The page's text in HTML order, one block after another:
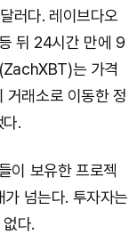
러다. 레이브다오
뒤 24시간 만에 9
는 가격
거래소로 이동한 정
.
이 보유한 프로젝
넘는다. 투자자는
다.